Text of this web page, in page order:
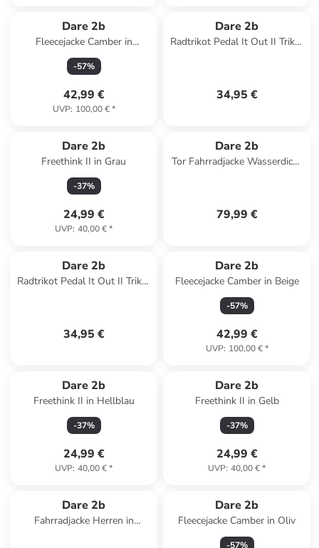
Dare 2b
Fleecejacke Camber in
Schwarz
-57%
42,99 €
UVP: 100,00 €*
Dare 2b
Radtrikot Pedal It Out II Trikot
34,95 €
Dare 2b
Freethink II in Grau
-37%
24,99 €
UVP: 40,00 €*
Dare 2b
Tor Fahrradjacke Wasserdicht
79,99 €
Dare 2b
Radtrikot Pedal It Out II Trikot
34,95 €
Dare 2b
Fleecejacke Camber in Beige
-57%
42,99 €
UVP: 100,00 €*
Dare 2b
Freethink II in Hellblau
-37%
24,99 €
UVP: 40,00 €*
Dare 2b
Freethink II in Gelb
-37%
24,99 €
UVP: 40,00 €*
Dare 2b
Fahrradjacke Herren in
Dare 2b
Fleecejacke Camber in Oliv
-57%